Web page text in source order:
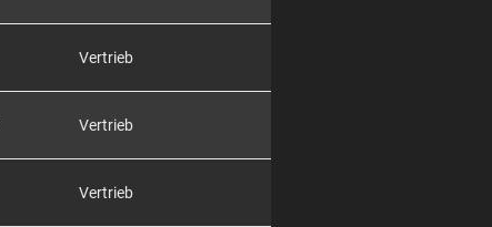
Vertrieb
Vertrieb
Vertrieb